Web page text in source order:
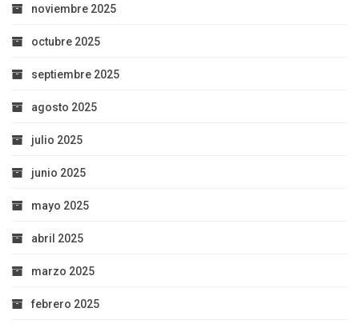
noviembre 2025
octubre 2025
septiembre 2025
agosto 2025
julio 2025
junio 2025
mayo 2025
abril 2025
marzo 2025
febrero 2025